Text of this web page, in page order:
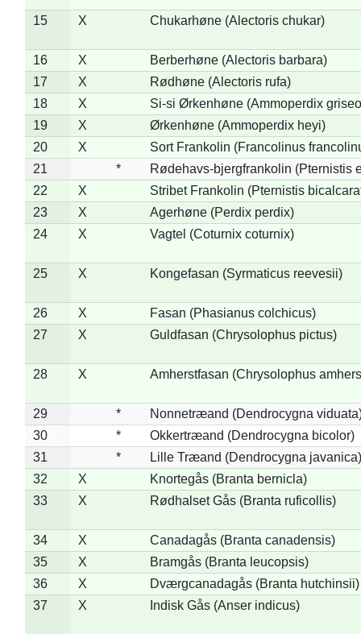
15 X Chukarhøne (Alectoris chukar)
16 X
Berberhøne (Alectoris barbara)
17
X
Rødhøne (Alectoris rufa)
18
X
Si-si Ørkenhøne (Ammoperdix
19
X
Ørkenhøne (Ammoperdix heyi)
20
X
Sort Frankolin (Francolinus
21
*
Rødehavs-bjergfrankolin (Pternistis
22
X
Stribet Frankolin (Pternistis
23
X
Agerhøne (Perdix perdix)
24
X Vagtel (Coturnix coturnix)
25 X Kongefasan (Syrmaticus reevesii)
26 X
Fasan (Phasianus colchicus)
27
X Guldfasan (Chrysolophus pictus)
28 X Amherstfasan (Chrysolophus
29 *
Nonnetræand (Dendrocygna
30
*
Okkertræand (Dendrocygna bicolor)
31
*
Lille Træand (Dendrocygna javanica)
32
X
Knortegås (Branta bernicla)
33
X Rødhalset Gås (Branta ruficollis)
34 X
Canadagås (Branta canadensis)
35
X
Bramgås (Branta leucopsis)
36
X
Dværgcanadagås (Branta hutchinsii)
37
X Indisk Gås (Anser indicus)